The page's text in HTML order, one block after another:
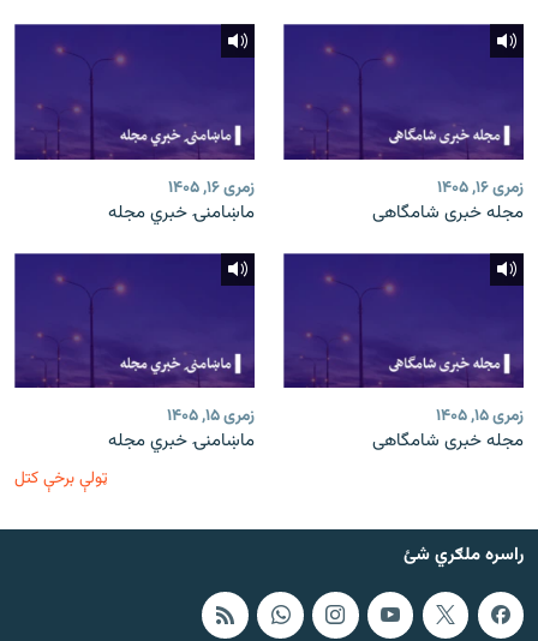
زمری ۱۶, ۱۴۰۵
مجله خبری شامگاهی
زمری ۱۶, ۱۴۰۵
ماښامنۍ خبري مجله
زمری ۱۵, ۱۴۰۵
مجله خبری شامگاهی
زمری ۱۵, ۱۴۰۵
ماښامنۍ خبري مجله
ټولې برخې کتل
راسره ملګري شئ